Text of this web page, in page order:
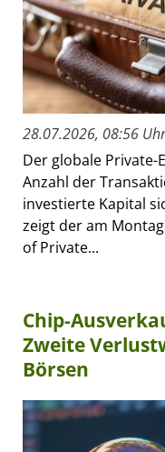
28.07.2026, 08:56 Uhr
Der globale
Anzahl der
investierte Kapital
zeigt der am
of Private...
Chip-
Zweite
Börsen